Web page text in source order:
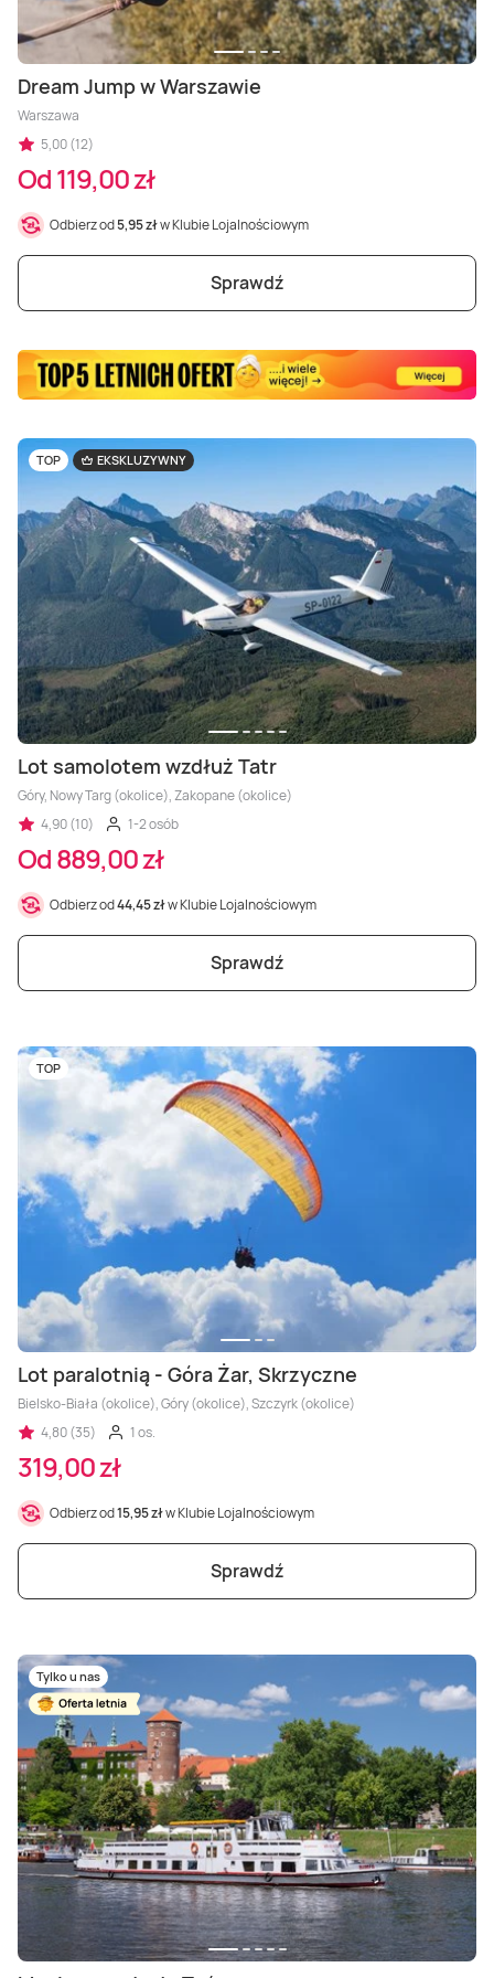
Masaż orientalny
Dream Jump w Warszawie
Warszawa
5,00 (12)
Od 119,00 zł
Odbierz od5,95 złw Klubie Lojalnościowym
Sprawdź
TOP EKSKLUZYWNY
Lot samolotem wzdłuż Tatr
Góry, Nowy Targ (okolice), Zakopane (okolice)
4,90 (10)
1-2 osób
Od 889,00 zł
Odbierz od44,45 złw Klubie Lojalnościowym
Sprawdź
TOP
Lot paralotnią - Góra Żar, Skrzyczne
Bielsko-Biała (okolice), Góry (okolice), Szczyrk (okolice)
4,80 (35)
1 os.
319,00 zł
Odbierz od15,95 złw Klubie Lojalnościowym
Sprawdź
Tylko u nas